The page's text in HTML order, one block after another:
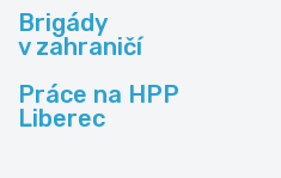
Brigády
v zahraničí
Práce na HPP
Liberec